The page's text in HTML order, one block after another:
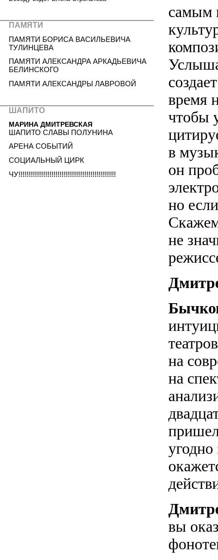
самым
время
чтобы
в
он
но
не
на
на
вы
ПАМЯТИ
ПАМЯТИ БОРИСА ВАСИЛЬЕВИЧА
ТУЛИНЦЕВА
ПАМЯТИ АЛЕКСАНДРА АРКАДЬЕВИЧА
БЕЛИНСКОГО
ПАМЯТИ АЛЕКСАНДРЫ ЛАВРОВОЙ
ШАПИТО
МАРИНА ДМИТРЕВСКАЯ
ШАПИТО СЛАВЫ ПОЛУНИНА
АРЕНА СОБЫТИЙ
СОЦИАЛЬНЫЙ ЦИРК
ЧУ!!!!!!!!!!!!!!!!!!!!!!!!!!!!!!!!!!!!!!!!!!!!!!!!!!